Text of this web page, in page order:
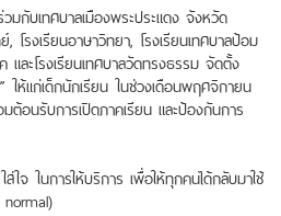
มกับเทศบาลเมืองพระประแดง จังหวัด
โรงเรียนอาษาวิทยา, โรงเรียนเทศบาลป้อม
และโรงเรียนเทศบาลวัดทรงธรรม จัดตั้ง
ให้แก่เด็กนักเรียน ในช่วงเดือนพฤศจิกายน
ต้อนรับการเปิดภาคเรียน และป้องกันการ
จ ในการให้บริการ เพื่อให้ทุกคนได้กลับมาใช้